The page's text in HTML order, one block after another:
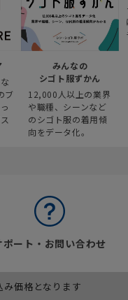
ブ
みんなの
シゴト服ずかん
12,000人以上の業界
や職種、シーンなど
のシゴト服の着用傾
向をデータ化。
ポート・お問い合わせ
価格となります